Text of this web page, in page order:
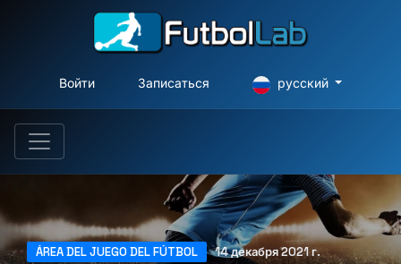
Войти Записаться русский
ÁREA DEL JUEGO DEL FÚTBOL 14 декабря 2021 г.